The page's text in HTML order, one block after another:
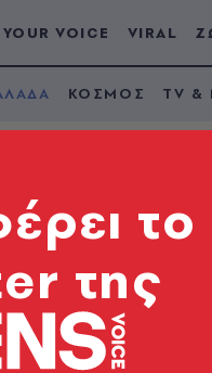
YOUR VOICE VIRAL
ΚΟΣΜΟΣ TV &
το
το
της